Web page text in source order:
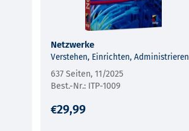
Netzwerke
Verstehen, Einrichten, Administrieren
637 Seiten, 11/2025
ITP-1009
29,99